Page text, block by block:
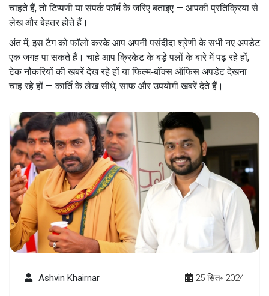
चाहते हैं, तो टिप्पणी या संपर्क फॉर्म के जरिए बताइए — आपकी प्रतिक्रिया से
लेख और बेहतर होते हैं।
अंत में, इस टैग को फॉलो करके आप अपनी पसंदीदा श्रेणी के सभी नए अपडेट
एक जगह पा सकते हैं। चाहे आप क्रिकेट के बड़े पलों के बारे में पढ़ रहे हों,
टेक नौकरियों की खबरें देख रहे हों या फिल्म‑बॉक्स ऑफिस अपडेट देखना
चाह रहे हों — कार्ति के लेख सीधे, साफ और उपयोगी खबरें देते हैं।
Ashvin Khairnar 25 सित॰ 2024